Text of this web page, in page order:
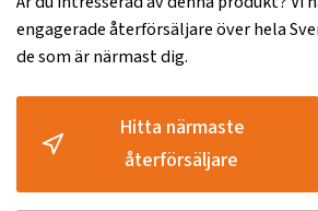
engagerade återförsäljare över hela
de som är närmast dig.
Hitta närmaste
återförsäljare